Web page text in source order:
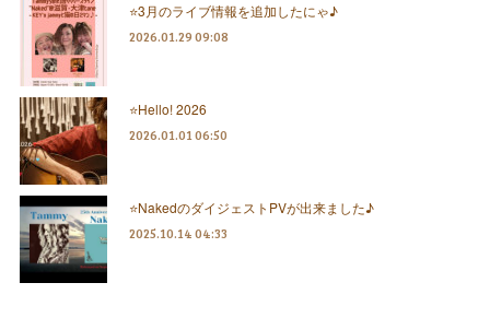
⭐️3月のライブ情報を追加したにゃ♪
2026.01.29 09:08
⭐️Hello! 2026
2026.01.01 06:50
⭐️NakedのダイジェストPVが出来ました♪
2025.10.14 04:33